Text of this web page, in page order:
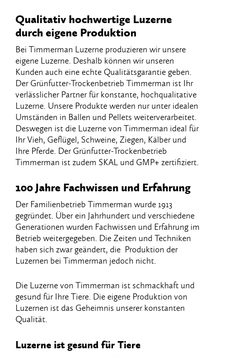
Qualitativ​ ​hochwertige​ ​Luzerne​ ​
durch​ ​eigene​ ​Produktion
Bei​ ​Timmerman​ ​Luzerne​ ​produzieren​ ​wir​ ​unsere​ ​
eigene​ ​Luzerne.​ ​Deshalb​ ​können​ ​wir unseren​ ​
Kunden​ ​auch​ ​eine​ ​echte​ ​Qualitätsgarantie​ ​geben.​ ​
Der​ ​Grünfutter-Trockenbetrieb Timmerman​ ​ist​ ​Ihr​ ​
verlässlicher​ ​Partner​ ​für​ ​konstante,​ ​hochqualitative​ ​
Luzerne.​ ​Unsere Produkte​ ​werden​ ​nur​ ​unter​ ​idealen​ ​
Umständen​ ​in​ ​Ballen​ ​und​ ​Pellets​ ​weiterverarbeitet.
Deswegen​ ​ist​ ​die​ ​Luzerne​ ​von​ ​Timmerman​ ​ideal​ ​für​ ​
Ihr​ ​Vieh,​ ​Geflügel,​ ​Schweine,​ ​Ziegen, Kälber​ ​und​ ​
Ihre​ ​Pferde.​ ​Der​ ​Grünfutter-Trockenbetrieb​ ​
Timmerman​ ​ist​ ​zudem​ ​SKAL​ ​und GMP+​ ​zertifiziert.
​​100​ ​Jahre​ ​Fachwissen​ ​und​ ​Erfahrung
Der​ ​Familienbetrieb​ ​Timmerman​ ​wurde​ ​1913​ ​
gegründet.​ ​Über​ ​ein​ ​Jahrhundert​ ​und verschiedene​ ​
Generationen​ ​wurden​ ​Fachwissen​ ​und​ ​Erfahrung​ ​im​ ​
Betrieb​ ​weitergegeben. Die​ ​Zeiten​ ​und​ ​Techniken​ ​
haben​ ​sich​ ​zwar​ ​geändert,​ ​die​ ​​ ​Produktion​ ​der​ ​
Luzernen​ ​bei Timmerman​ ​jedoch​ ​nicht.
Die​ ​Luzerne​ ​von​ ​Timmerman​ ​ist​ ​schmackhaft​ ​und​ ​
gesund​ ​für​ ​Ihre​ ​Tiere.​ ​Die​ ​eigene Produktion​ ​von​ ​
Luzernen​ ​ist​ ​das​ ​Geheimnis​ ​unserer​ ​konstanten​ ​
Qualität.
​​Luzerne​ ​ist​ ​gesund​ ​für​ ​Tiere